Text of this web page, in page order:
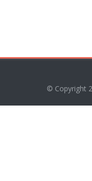
© Copyright